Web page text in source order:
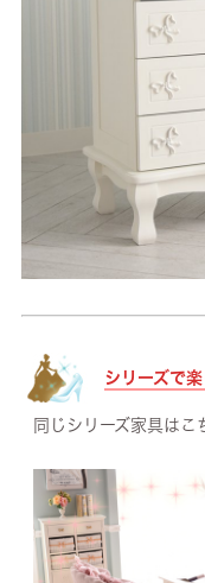
シリーズで
同じシリーズ家具はこ